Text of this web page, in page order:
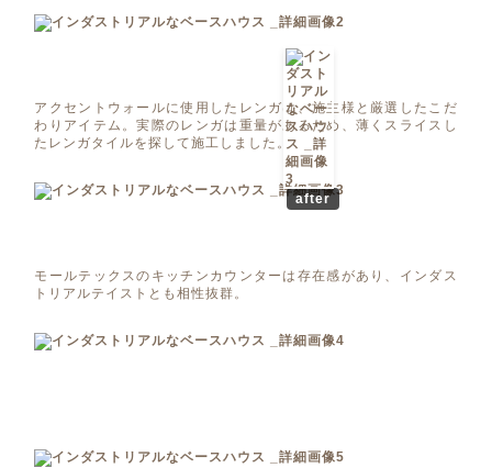
アクセントウォールに使用したレンガは、施主様と厳選したこだ
わりアイテム。実際のレンガは重量があるため、薄くスライスし
たレンガタイルを探して施工しました。
after
モールテックスのキッチンカウンターは存在感があり、インダス
トリアルテイストとも相性抜群。